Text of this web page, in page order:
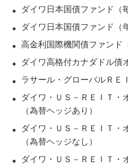
ダイワ日本国債ファンド（
ダイワ日本国債ファンド（
高金利国際機関債ファンド
ダイワ高格付カナダドル債
ラサール・グローバルＲＥ
ダイワ・ＵＳ－ＲＥＩＴ・
（為替ヘッジあり）
ダイワ・ＵＳ－ＲＥＩＴ・
（為替ヘッジなし）
ダイワ・ＵＳ－ＲＥＩＴ・